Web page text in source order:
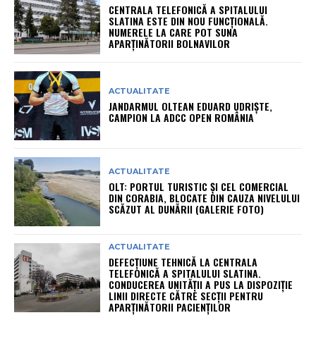
CENTRALA TELEFONICĂ A SPITALULUI
SLATINA ESTE DIN NOU FUNCȚIONALĂ.
NUMERELE LA CARE POT SUNA
APARȚINĂTORII BOLNAVILOR
ACTUALITATE
JANDARMUL OLTEAN EDUARD UDRIȘTE,
CAMPION LA ADCC OPEN ROMÂNIA
ACTUALITATE
OLT: PORTUL TURISTIC ȘI CEL COMERCIAL
DIN CORABIA, BLOCATE DIN CAUZA NIVELULUI
SCĂZUT AL DUNĂRII (GALERIE FOTO)
ACTUALITATE
DEFECȚIUNE TEHNICĂ LA CENTRALA
TELEFONICĂ A SPITALULUI SLATINA.
CONDUCEREA UNITĂȚII A PUS LA DISPOZIȚIE
LINII DIRECTE CĂTRE SECȚII PENTRU
APARȚINĂTORII PACIENȚILOR